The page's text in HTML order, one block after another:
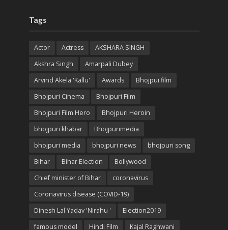
Tags
Actor Actress
AKSHARA SINGH
Akshra Singh
Amarpali Dubey
Arvind Akela 'Kallu'
Awards
Bhojpui film
Bhojpuri Cinema
Bhojpuri Film
Bhojpuri Film Hero
Bhojpuri Heroin
bhojpuri khabar
Bhojpurimedia
bhojpuri media
bhojpuri news
bhojpuri song
Bihar
Bihar Election
Bollywood
Chief minister of Bihar
coronavirus
Coronavirus disease (COVID-19)
Dinesh Lal Yadav 'Nirahu '
Election2019
famous model
Hindi Film Kajal Raghwani